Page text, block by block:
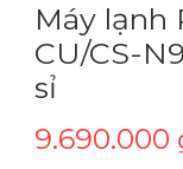
Máy lạnh
CU/CS-
sỉ
9.690.000